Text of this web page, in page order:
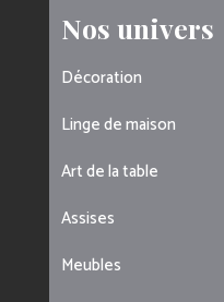
Nos univers
Décoration
Linge de maison
Art de la table
Assises
Meubles